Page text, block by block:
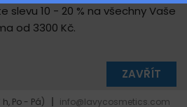
slevu 10 - 20 % na všechny Vaše
od 3300 Kč.
ZAVŘÍT
Po - Pá) info@lavycosmetics.com